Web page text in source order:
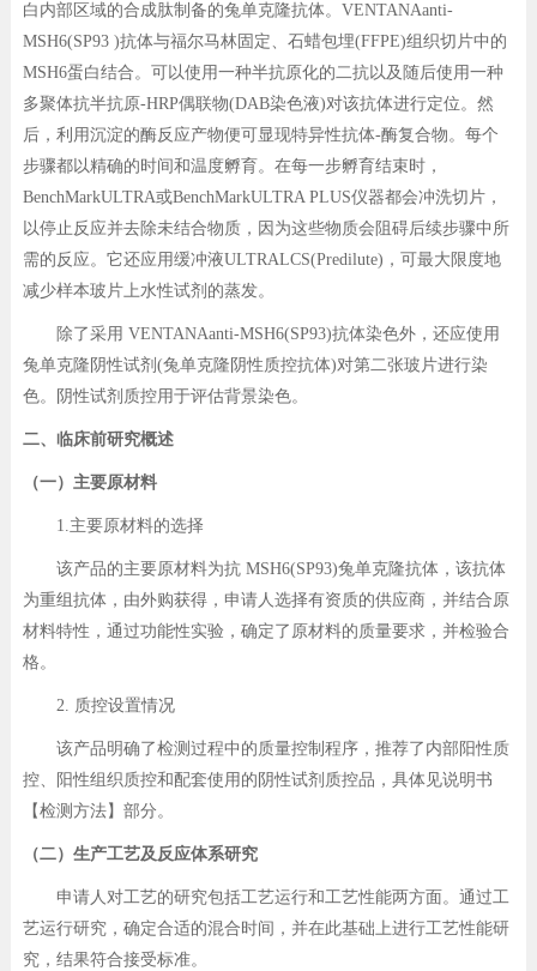
白内部区域的合成肽制备的兔单克隆抗体。VENTANAanti-
MSH6(SP93 )抗体与福尔马林固定、石蜡包埋(FFPE)组织切片中的
MSH6蛋白结合。可以使用一种半抗原化的二抗以及随后使用一种
多聚体抗半抗原-HRP偶联物(DAB染色液)对该抗体进行定位。然
后，利用沉淀的酶反应产物便可显现特异性抗体-酶复合物。每个
步骤都以精确的时间和温度孵育。在每一步孵育结束时，
BenchMarkULTRA或BenchMarkULTRA PLUS仪器都会冲洗切片，
以停止反应并去除未结合物质，因为这些物质会阻碍后续步骤中所
需的反应。它还应用缓冲液ULTRALCS(Predilute)，可最大限度地
减少样本玻片上水性试剂的蒸发。
除了采用 VENTANAanti-MSH6(SP93)抗体染色外，还应使用
兔单克隆阴性试剂(兔单克隆阴性质控抗体)对第二张玻片进行染
色。阴性试剂质控用于评估背景染色。
二、临床前研究概述
（一）主要原材料
1.主要原材料的选择
该产品的主要原材料为抗 MSH6(SP93)兔单克隆抗体，该抗体
为重组抗体，由外购获得，申请人选择有资质的供应商，并结合原
材料特性，通过功能性实验，确定了原材料的质量要求，并检验合
格。
2. 质控设置情况
该产品明确了检测过程中的质量控制程序，推荐了内部阳性质
控、阳性组织质控和配套使用的阴性试剂质控品，具体见说明书
【检测方法】部分。
（二）生产工艺及反应体系研究
申请人对工艺的研究包括工艺运行和工艺性能两方面。通过工
艺运行研究，确定合适的混合时间，并在此基础上进行工艺性能研
究，结果符合接受标准。